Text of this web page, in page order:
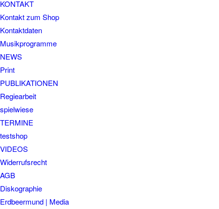
KONTAKT
Kontakt zum Shop
Kontaktdaten
Musikprogramme
NEWS
Print
PUBLIKATIONEN
Regiearbeit
spielwiese
TERMINE
testshop
VIDEOS
Widerrufsrecht
AGB
Diskographie
Erdbeermund | Media